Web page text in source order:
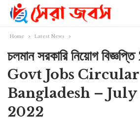
Home Latest News
চলমান সরকারি নিয়োগ
Govt Jobs
Bangladesh –
2022